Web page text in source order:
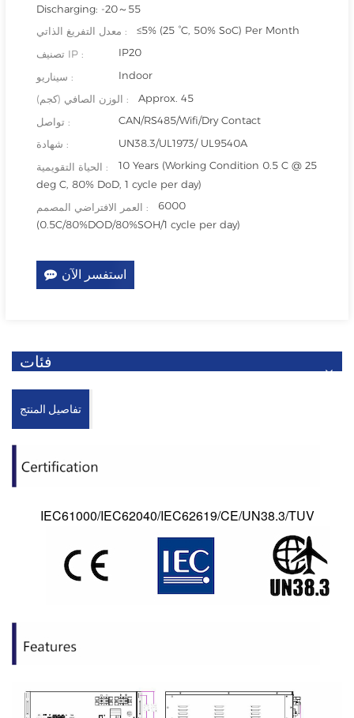
Discharging: -20～55
معدل التفريغ الذاتي :
≤5% (25 °C, 50% SoC) Per Month
تصنيف IP :
IP20
سيناريو :
Indoor
الوزن الصافي (كجم) :
Approx. 45
تواصل :
CAN/RS485/Wifi/Dry Contact
شهادة :
UN38.3/UL1973/ UL9540A
الحياة التقويمية :
10 Years (Working Condition 0.5 C @ 25
deg C, 80% DoD, 1 cycle per day)
العمر الافتراضي المصمم :
6000
(0.5C/80%DOD/80%SOH/1 cycle per day)
استفسر الآن
فئات
تفاصيل المنتج
IEC61000/IEC62040/IEC62619/CE/UN38.3/TUV